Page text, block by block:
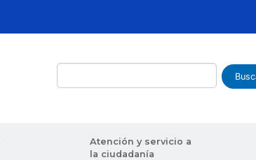
Buscar
Atención y servicio a
la ciudadanía